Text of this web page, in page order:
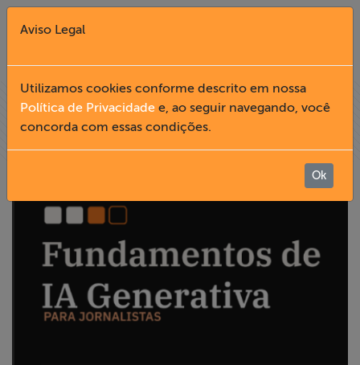
Fechar X
English
Institucional
Formação
Acesso à
Aviso Legal
Utilizamos cookies conforme descrito em nossa
Política de Privacidade e, ao seguir navegando, você
concorda com essas condições.
Ok